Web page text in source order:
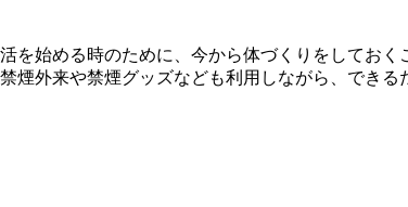
を始める時のために、今から体づくりをしてお
煙外来や禁煙グッズなども利用しながら、できる